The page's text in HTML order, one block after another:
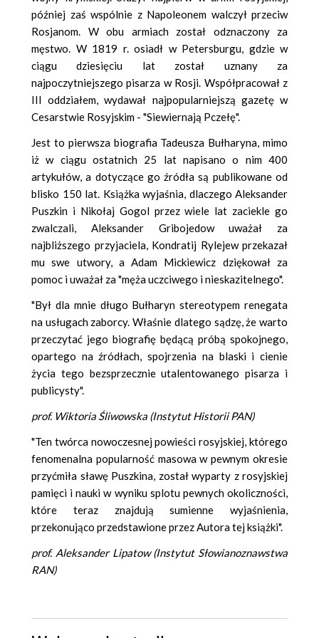
później zaś wspólnie z Napoleonem walczył przeciw
Rosjanom. W obu armiach został odznaczony za
męstwo. W 1819 r. osiadł w Petersburgu, gdzie w
ciągu dziesięciu lat został uznany za
najpoczytniejszego pisarza w Rosji. Współpracował z
III oddziałem, wydawał najpopularniejszą gazetę w
Cesarstwie Rosyjskim - "Siewiernają Pczełę".
Jest to pierwsza biografia Tadeusza Bułharyna, mimo
iż w ciągu ostatnich 25 lat napisano o nim 400
artykułów, a dotyczące go źródła są publikowane od
blisko 150 lat. Książka wyjaśnia, dlaczego Aleksander
Puszkin i Nikołaj Gogol przez wiele lat zaciekle go
zwalczali, Aleksander Gribojedow uważał za
najbliższego przyjaciela, Kondratij Rylejew przekazał
mu swe utwory, a Adam Mickiewicz dziękował za
pomoc i uważał za "męża uczciwego i nieskazitelnego".
"Był dla mnie długo Bułharyn stereotypem renegata
na usługach zaborcy. Właśnie dlatego sądzę, że warto
przeczytać jego biografię będącą próbą spokojnego,
opartego na źródłach, spojrzenia na blaski i cienie
życia tego bezsprzecznie utalentowanego pisarza i
publicysty".
prof. Wiktoria Śliwowska (Instytut Historii PAN)
"Ten twórca nowoczesnej powieści rosyjskiej, którego
fenomenalna popularność masowa w pewnym okresie
przyćmiła sławę Puszkina, został wyparty z rosyjskiej
pamięci i nauki w wyniku splotu pewnych okoliczności,
które teraz znajdują sumienne wyjaśnienia,
przekonująco przedstawione przez Autora tej książki".
prof. Aleksander Lipatow (Instytut Słowianoznawstwa
RAN)